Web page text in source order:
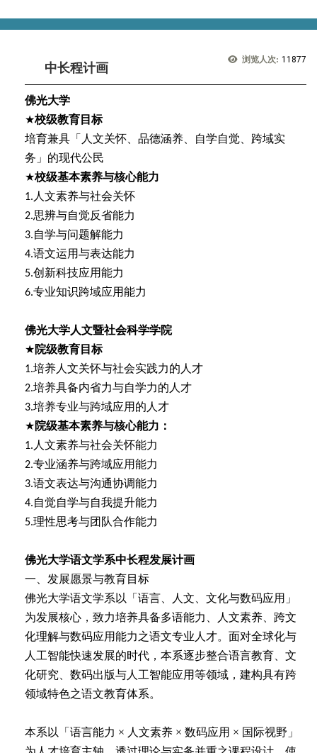
浏览人次: 11877
中长程计画
佛光大学
★校级教育目标
培育兼具「人文关怀、品德涵养、自学自觉、跨域实
务」的现代公民
★校级基本素养与核心能力
1. 人文素养与社会关怀
2.思辨与自觉反省能力
3.自学与问题解能力
4.语文运用与表达能力
5.创新科技应用能力
6.专业知识跨域应用能力
佛光大学人文暨社会科学学院
★院级教育目标
1.培养人文关怀与社会实践力的人才
2.培养具备内省力与自学力的人才
3.培养专业与跨域应用的人才
★院级基本素养与核心能力：
1. 人文素养与社会关怀能力
2.专业涵养与跨域应用能力
3.语文表达与沟通协调能力
4.自觉自学与自我提升能力
5.理性思考与团队合作能力
佛光大学语文学系中长程发展计画
一、发展愿景与教育目标
佛光大学语文学系以「语言、人文、文化与数码应用」
为发展核心，致力培养具备多语能力、人文素养、跨文
化理解与数码应用能力之语文专业人才。面对全球化与
人工智能快速发展的时代，本系逐步整合语言教育、文
化研究、数码出版与人工智能应用等领域，建构具有跨
领域特色之语文教育体系。
本系以「语言能力 × 人文素养 × 数码应用 × 国际视野」